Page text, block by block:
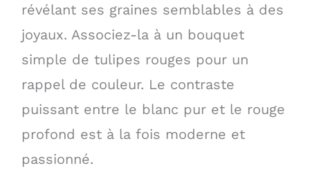
révélant ses graines semblables à des
joyaux. Associez-la à un bouquet
simple de tulipes rouges pour un
rappel de couleur. Le contraste
puissant entre le blanc pur et le rouge
profond est à la fois moderne et
passionné.